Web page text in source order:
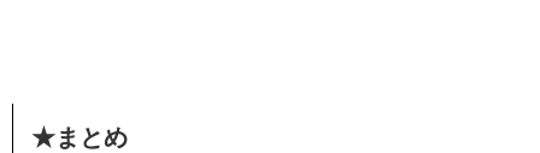
★まとめ